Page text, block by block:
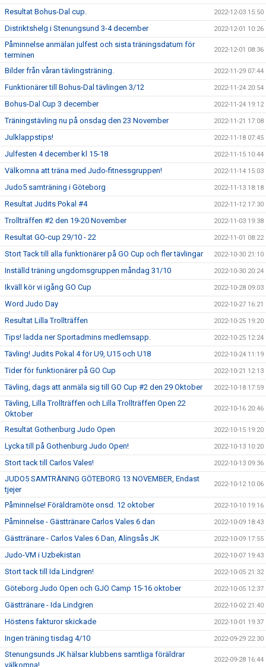
Resultat Bohus-Dal cup. 2022-12-03 15:50
Distriktshelg i Stenungsund 3-4 december 2022-12-01 10:26
Påminnelse anmälan julfest och sista träningsdatum för
terminen
2022-12-01 08:36
Bilder från våran tävlingsträning. 2022-11-29 07:44
Funktionärer till Bohus-Dal tävlingen 3/12 2022-11-24 20:54
Bohus-Dal Cup 3 december 2022-11-24 19:12
Träningstävling nu på onsdag den 23 November 2022-11-21 17:08
Julklappstips! 2022-11-18 07:45
Julfesten 4 december kl 15-18 2022-11-15 10:44
Välkomna att träna med Judo-fitnessgruppen! 2022-11-14 15:03
Judo5 samträning i Göteborg 2022-11-13 18:18
Resultat Judits Pokal #4 2022-11-12 17:30
Trollträffen #2 den 19-20 November 2022-11-03 19:38
Resultat GO-cup 29/10 - 22 2022-11-01 08:22
Stort Tack till alla funktionärer på GO Cup och fler tävlingar 2022-10-30 21:10
Inställd träning ungdomsgruppen måndag 31/10 2022-10-30 20:24
Ikväll kör vi igång GO Cup 2022-10-28 09:03
Word Judo Day 2022-10-27 16:21
Resultat Lilla Trollträffen 2022-10-25 19:20
Tips! ladda ner Sportadmins medlemsapp. 2022-10-25 12:24
Tävling! Judits Pokal 4 för U9, U15 och U18 2022-10-24 11:19
Tider för funktionärer på GO Cup 2022-10-21 12:13
Tävling, dags att anmäla sig till GO Cup #2 den 29 Oktober 2022-10-18 17:59
Tävling, Lilla Trollträffen och Lilla Trollträffen Open 22
Oktober
2022-10-16 20:46
Resultat Gothenburg Judo Open 2022-10-15 19:20
Lycka till på Gothenburg Judo Open! 2022-10-13 10:20
Stort tack till Carlos Vales! 2022-10-13 09:36
JUDO5 SAMTRÄNING GÖTEBORG 13 NOVEMBER, Endast
tjejer
2022-10-12 10:06
Påminnelse! Föräldramöte onsd. 12 oktober 2022-10-10 19:16
Påminnelse - Gästtränare Carlos Vales 6 dan 2022-10-09 18:43
Gästtränare - Carlos Vales 6 Dan, Alingsås JK 2022-10-09 17:55
Judo-VM i Uzbekistan 2022-10-07 19:43
Stort tack till Ida Lindgren! 2022-10-05 21:32
Göteborg Judo Open och GJO Camp 15-16 oktober 2022-10-05 12:37
Gästtränare - Ida Lindgren 2022-10-02 21:40
Höstens fakturor skickade 2022-10-01 19:37
Ingen träning tisdag 4/10 2022-09-29 22:30
Stenungsunds JK hälsar klubbens samtliga föräldrar
välkomna!
2022-09-28 16:44